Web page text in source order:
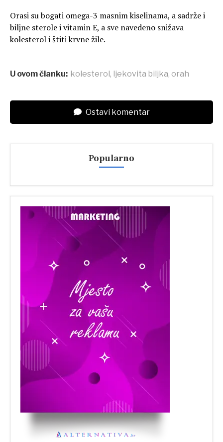
Orasi su bogati omega-3 masnim kiselinama, a sadrže i
biljne sterole i vitamin E, a sve navedeno snižava
kolesterol i štiti krvne žile.
U ovom članku: kolesterol , ljekovita biljka, orah
Ostavi komentar
Popularno